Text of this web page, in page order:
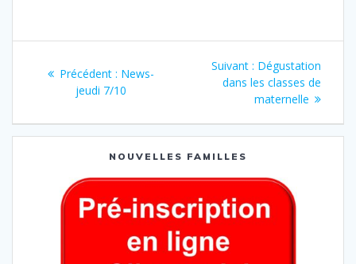
Précédent : News-
jeudi 7/10
Suivant : Dégustation
dans les classes de
maternelle
NOUVELLES FAMILLES